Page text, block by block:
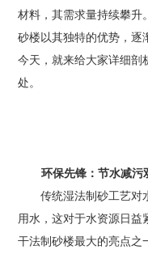
中
心
解
工
材料，其需求量持续攀升
砂楼以其独特的优势，逐
今天，就来给大家详细剖
处。
环保先锋：节水减污
传统湿法制砂工艺对
用水，这对于水资源日
干法制砂楼最大的亮点之